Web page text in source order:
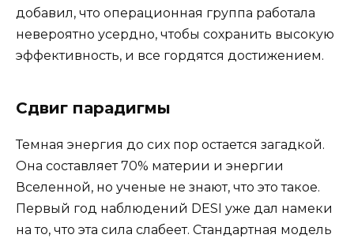
добавил, что операционная группа работала
невероятно усердно, чтобы сохранить высокую
эффективность, и все гордятся достижением.
Сдвиг парадигмы
Темная энергия до сих пор остается загадкой.
Она составляет 70% материи и энергии
Вселенной, но ученые не знают, что это такое.
Первый год наблюдений DESI уже дал намеки
на то, что эта сила слабеет. Стандартная модель